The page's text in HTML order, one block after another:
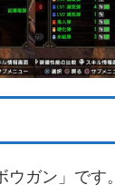
ガン」です。